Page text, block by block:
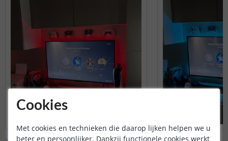
Cookies
Met cookies en technieken die daarop lijken helpen we u
beter en persoonlijker. Dankzij functionele cookies werkt